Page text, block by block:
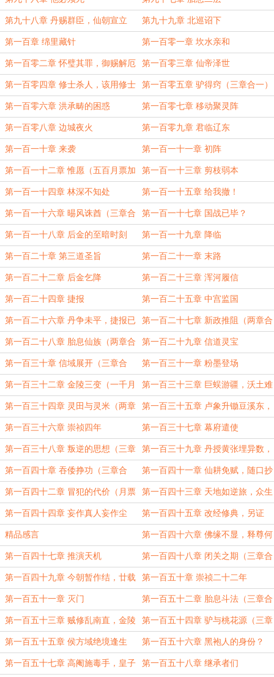
第九十八章 丹赐群臣，仙朝宣立 第九十九章 北巡诏下
第一百章 绵里藏针 第一百零一章 坎水亲和
第一百零二章 怀璧其罪，御赐解厄 第一百零三章 仙帝泽世
第一百零四章 修士杀人，该用修士
的手段。
第一百零五章 驴得窍（三章合一）
第一百零六章 洪承畴的困惑 第一百零七章 移动聚灵阵
第一百零八章 边城夜火 第一百零九章 君临辽东
第一百一十章 来袭 第一百一十一章 初阵
第一百一十二章 惟愿（五百月票加
更）
第一百一十三章 剪枝弱本
第一百一十四章 林深不知处 第一百一十五章 给我撤！
第一百一十六章 晹风诛酋（三章合
一）
第一百一十七章 国战已毕？
第一百一十八章 后金的至暗时刻 第一百一十九章 降临
第一百二十章 第三道圣旨 第一百二十一章 末路
第一百二十二章 后金乞降 第一百二十三章 浑河履信
第一百二十四章 捷报 第一百二十五章 中宫监国
第一百二十六章 丹争未平，捷报已
至
第一百二十七章 新政推阻（两章合
一）
第一百二十八章 胎息仙族（两章合
一）
第一百二十九章 信道灵宝
第一百三十章 信域展开（三章合
一）
第一百三十一章 粉墨登场
第一百三十二章 金陵三变（一千月
票加更）
第一百三十三章 巨蜈游疆，沃土难
为（三章合一）
第一百三十四章 灵田与灵米（两章
合一）
第一百三十五章 卢象升锄豆溪东，
小黄帽爱吃鸡笼
第一百三十六章 崇祯四年 第一百三十七章 幕府遣使
第一百三十八章 叛逆的思想（三章
合一）
第一百三十九章 丹授黄张埋异数，
内阁明争显玄机（三章合一）
第一百四十章 吞倭挣功（三章合
一）
第一百四十一章 仙耕免赋，随口抄
家（三章合一）
第一百四十二章 冒犯的代价（月票
加更）
第一百四十三章 天地如逆旅，众生
皆伶人
第一百四十四章 妄作真人妄作尘
（三章合一）
第一百四十五章 改经修典，另证
【释】道
精品感言 第一百四十六章 佛缘不显，释尊何
在？
第一百四十七章 推演天机 第一百四十八章 闭关之期（三章合
一）
第一百四十九章 今朝暂作结，廿载
启新章（月票加更）
第一百五十章 崇祯二十二年
第一百五十一章 灭门 第一百五十二章 胎息斗法（三章合
一）
第一百五十三章 贼修乱南直，金陵
风波起（三章合一）
第一百五十四章 驴与桃花源（三章
合一）
第一百五十五章 侯方域绝境逢生
路，老母驴诡言泄玄机（月票加更）
第一百五十六章 黑袍人的身份？
第一百五十七章 高阉施毒手，皇子 第一百五十八章 继承者们